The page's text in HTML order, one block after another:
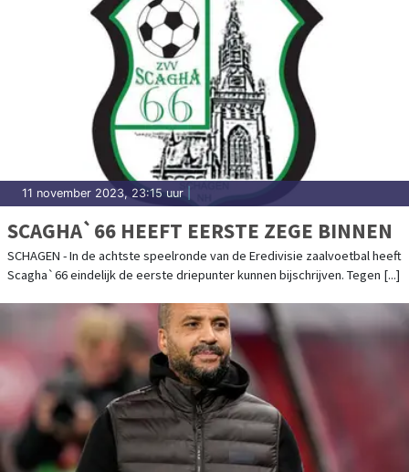
11 november 2023, 23:15 uur
SCAGHA`66 HEEFT EERSTE ZEGE BINNEN
SCHAGEN - In de achtste speelronde van de Eredivisie zaalvoetbal heeft
Scagha`66 eindelijk de eerste driepunter kunnen bijschrijven. Tegen [...]